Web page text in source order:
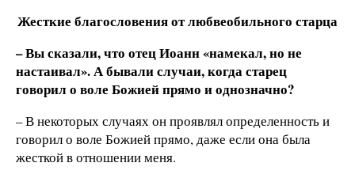
Жесткие благословения от любвеобильного старца
– Вы сказали, что отец Иоанн «намекал, но не
настаивал». А бывали случаи, когда старец
говорил о воле Божией прямо и однозначно?
– В некоторых случаях он проявлял определенность и
говорил о воле Божией прямо, даже если она была
жесткой в отношении меня.